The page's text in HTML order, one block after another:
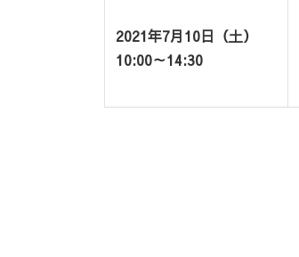
2021年7月10日（土）
10:00～14:30